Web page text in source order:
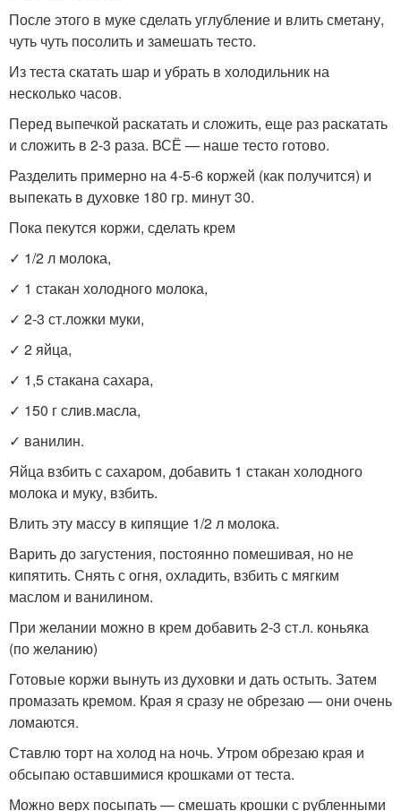
После этого в муке сделать углубление и влить сметану,
чуть чуть посолить и замешать тесто.
Из теста скатать шар и убрать в холодильник на
несколько часов.
Перед выпечкой раскатать и сложить, еще раз раскатать
и сложить в 2-3 раза. ВСЁ — наше тесто готово.
Разделить примерно на 4-5-6 коржей (как получится) и
выпекать в духовке 180 гр. минут 30.
Пока пекутся коржи, сделать крем
✓ 1/2 л молока,
✓ 1 стакан холодного молока,
✓ 2-3 ст.ложки муки,
✓ 2 яйца,
✓ 1,5 стакана сахара,
✓ 150 г слив.масла,
✓ ванилин.
Яйца взбить с сахаром, добавить 1 стакан холодного
молока и муку, взбить.
Влить эту массу в кипящие 1/2 л молока.
Варить до загустения, постоянно помешивая, но не
кипятить. Снять с огня, охладить, взбить с мягким
маслом и ванилином.
При желании можно в крем добавить 2-3 ст.л. коньяка
(по желанию)
Готовые коржи вынуть из духовки и дать остыть. Затем
промазать кремом. Края я сразу не обрезаю — они очень
ломаются.
Ставлю торт на холод на ночь. Утром обрезаю края и
обсыпаю оставшимися крошками от теста.
Можно верх посыпать — смешать крошки с рубленными